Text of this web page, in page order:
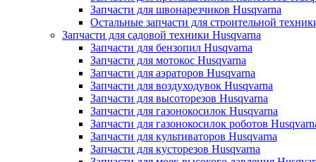
Запчасти для швонарезчиков Husqvarna
Остальные запчасти для строительной
Запчасти для садовой техники Husqvarna
Запчасти для бензопил Husqvarna
Запчасти для мотокос Husqvarna
Запчасти для аэраторов Husqvarna
Запчасти для воздуходувок Husqvarna
Запчасти для высоторезов Husqvarna
Запчасти для газонокосилок Husqvarna
Запчасти для газонокосилок роботов
Запчасти для культиваторов Husqvarna
Запчасти для кусторезов Husqvarna